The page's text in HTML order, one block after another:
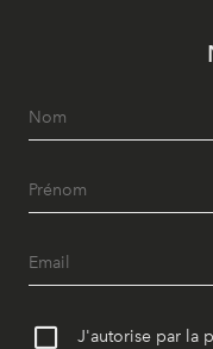
J'autorise par la